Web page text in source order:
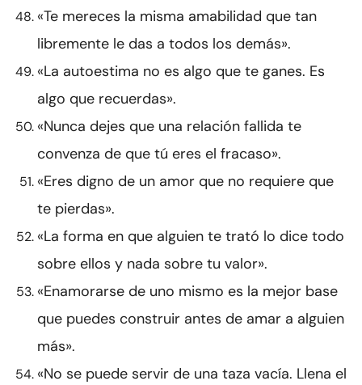
«Te mereces la misma amabilidad que tan
libremente le das a todos los demás».
«La autoestima no es algo que te ganes. Es
algo que recuerdas».
«Nunca dejes que una relación fallida te
convenza de que tú eres el fracaso».
«Eres digno de un amor que no requiere que
te pierdas».
«La forma en que alguien te trató lo dice todo
sobre ellos y nada sobre tu valor».
«Enamorarse de uno mismo es la mejor base
que puedes construir antes de amar a alguien
más».
«No se puede servir de una taza vacía. Llena el